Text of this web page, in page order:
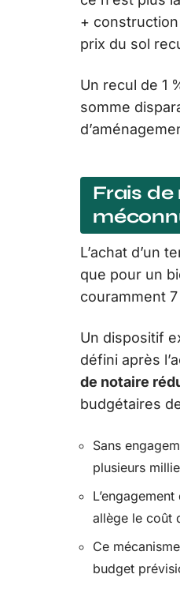
+
prix du sol
Un recul de 1
somme
Frais
L’achat d’un
que pour un
couramment
Un dispositif
défini après
de notaire
budgétaires
Sans
plusieurs
allège le coût
Ce
budget